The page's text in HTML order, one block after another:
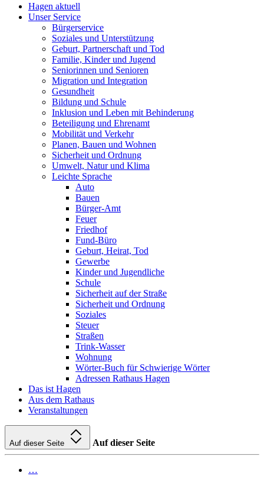
Hagen aktuell
Unser Service
Bürgerservice
Soziales und Unterstützung
Geburt, Partnerschaft und Tod
Familie, Kinder und Jugend
Seniorinnen und Senioren
Migration und Integration
Gesundheit
Bildung und Schule
Inklusion und Leben mit Behinderung
Beteiligung und Ehrenamt
Mobilität und Verkehr
Planen, Bauen und Wohnen
Sicherheit und Ordnung
Umwelt, Natur und Klima
Leichte Sprache
Auto
Bauen
Bürger-Amt
Feuer
Friedhof
Fund-Büro
Geburt, Heirat, Tod
Gewerbe
Kinder und Jugendliche
Schule
Sicherheit auf der Straße
Sicherheit und Ordnung
Soziales
Steuer
Straßen
Trink-Wasser
Wohnung
Wörter-Buch für Schwierige Wörter
Adressen Rathaus Hagen
Das ist Hagen
Aus dem Rathaus
Veranstaltungen
Auf dieser Seite Auf dieser Seite
…